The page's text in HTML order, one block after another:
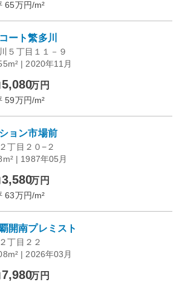
65万円/m²
ート繁多川
５丁目１１－９
| 2020年11月
5,080万円
59万円/m²
ョン市場前
丁目２０−２
| 1987年05月
3,580万円
63万円/m²
開南プレミスト
丁目２２
| 2026年03月
7,980万円